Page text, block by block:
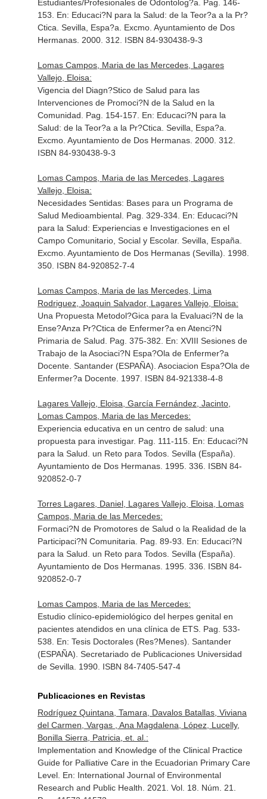
Estudiantes/Profesionales de Odontolog?a. Pag. 146-
153. En: Educaci?N para la Salud: de la Teor?a a la Pr?
Ctica . Sevilla, Espa?a. Excmo. Ayuntamiento de Dos
Hermanas. 2000. 312. ISBN 84-930438-9-3
Lomas Campos, Maria de las Mercedes, Lagares
Vallejo, Eloisa:
Vigencia del Diagn?Stico de Salud para las
Intervenciones de Promoci?N de la Salud en la
Comunidad. Pag. 154-157. En: Educaci?N para la
Salud: de la Teor?a a la Pr?Ctica . Sevilla, Espa?a.
Excmo. Ayuntamiento de Dos Hermanas. 2000. 312.
ISBN 84-930438-9-3
Lomas Campos, Maria de las Mercedes, Lagares
Vallejo, Eloisa:
Necesidades Sentidas: Bases para un Programa de
Salud Medioambiental. Pag. 329-334. En: Educaci?N
para la Salud: Experiencias e Investigaciones en el
Campo Comunitario, Social y Escolar. Sevilla, España.
Excmo. Ayuntamiento de Dos Hermanas (Sevilla). 1998.
350. ISBN 84-920852-7-4
Lomas Campos, Maria de las Mercedes, Lima
Rodriguez, Joaquin Salvador, Lagares Vallejo, Eloisa:
Una Propuesta Metodol?Gica para la Evaluaci?N de la
Ense?Anza Pr?Ctica de Enfermer?a en Atenci?N
Primaria de Salud. Pag. 375-382. En: XVIII Sesiones de
Trabajo de la Asociaci?N Espa?Ola de Enfermer?a
Docente. Santander (ESPAÑA). Asociacion Espa?Ola de
Enfermer?a Docente. 1997. ISBN 84-921338-4-8
Lagares Vallejo, Eloisa, García Fernández, Jacinto,
Lomas Campos, Maria de las Mercedes:
Experiencia educativa en un centro de salud: una
propuesta para investigar. Pag. 111-115. En: Educaci?N
para la Salud. un Reto para Todos. Sevilla (España).
Ayuntamiento de Dos Hermanas. 1995. 336. ISBN 84-
920852-0-7
Torres Lagares, Daniel, Lagares Vallejo, Eloisa, Lomas
Campos, Maria de las Mercedes:
Formaci?N de Promotores de Salud o la Realidad de la
Participaci?N Comunitaria. Pag. 89-93. En: Educaci?N
para la Salud. un Reto para Todos. Sevilla (España).
Ayuntamiento de Dos Hermanas. 1995. 336. ISBN 84-
920852-0-7
Lomas Campos, Maria de las Mercedes:
Estudio clínico-epidemiológico del herpes genital en
pacientes atendidos en una clínica de ETS. Pag. 533-
538. En: Tesis Doctorales (Res?Menes) . Santander
(ESPAÑA). Secretariado de Publicaciones Universidad
de Sevilla. 1990. ISBN 84-7405-547-4
Publicaciones en Revistas
Rodríguez Quintana, Tamara, Davalos Batallas, Viviana
del Carmen, Vargas , Ana Magdalena, López, Lucelly,
Bonilla Sierra, Patricia, et. al.:
Implementation and Knowledge of the Clinical Practice
Guide for Palliative Care in the Ecuadorian Primary Care
Level. En: International Journal of Environmental
Research and Public Health . 2021. Vol. 18. Núm. 21.